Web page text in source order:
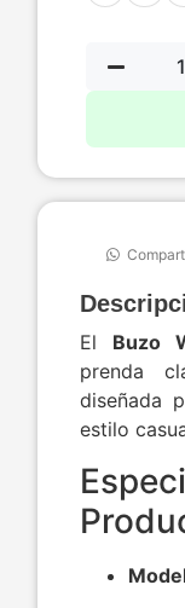
El Buzo
prenda
diseñada
estilo